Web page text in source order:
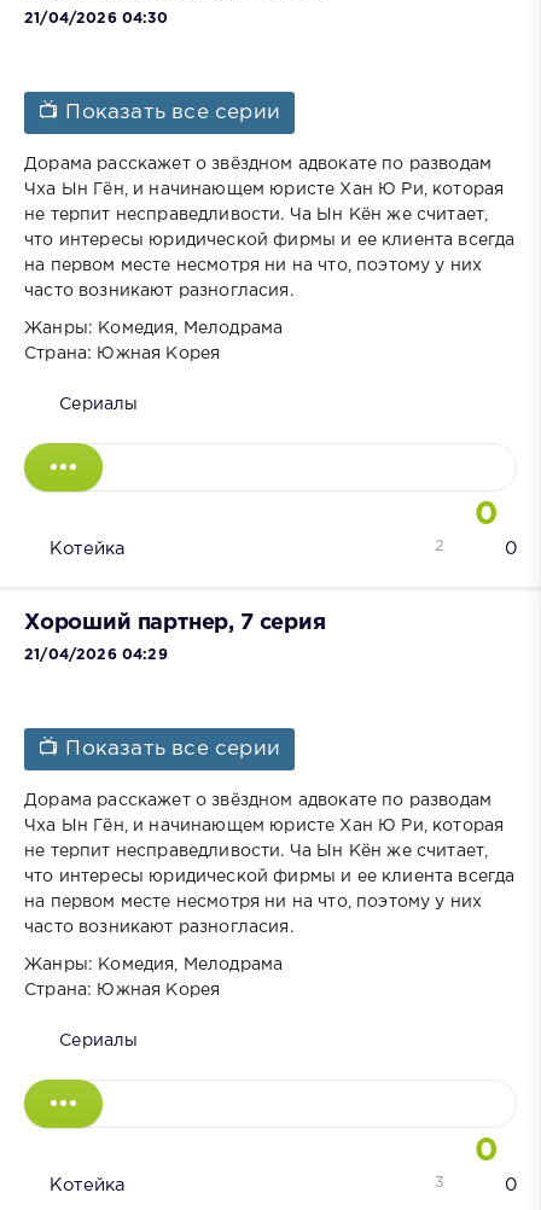
21/04/2026 04:30
📺 Показать все серии
Дорама расскажет о звёздном адвокате по разводам
Чха Ын Гён, и начинающем юристе Хан Ю Ри, которая
не терпит несправедливости. Ча Ын Кён же считает,
что интересы юридической фирмы и ее клиента всегда
на первом месте несмотря ни на что, поэтому у них
часто возникают разногласия.
Жанры: Комедия, Мелодрама
Страна: Южная Корея
Сериалы
0
Котейка 0
2
Хороший партнер, 7 серия
21/04/2026 04:29
📺 Показать все серии
Дорама расскажет о звёздном адвокате по разводам
Чха Ын Гён, и начинающем юристе Хан Ю Ри, которая
не терпит несправедливости. Ча Ын Кён же считает,
что интересы юридической фирмы и ее клиента всегда
на первом месте несмотря ни на что, поэтому у них
часто возникают разногласия.
Жанры: Комедия, Мелодрама
Страна: Южная Корея
Сериалы
0
Котейка 0
3